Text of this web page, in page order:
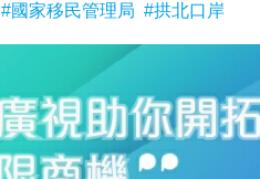
#國家移民管理局 #拱北口岸